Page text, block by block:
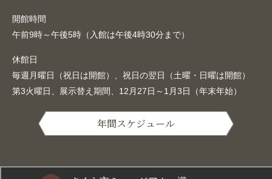
開館時間
午前9時～午後5時（入館は午後4時30分まで）
休館日
毎週月曜日（祝日は開館）、祝日の翌日（土曜・日曜は開館）
第3火曜日、展示替え期間、12月27日～1月3日（年末年始）
年間スケジュール